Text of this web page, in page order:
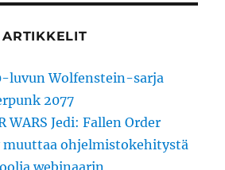
luvun Wolfenstein-sarja
2077
WARS Jedi: Fallen Order
ohjelmistokehitystä